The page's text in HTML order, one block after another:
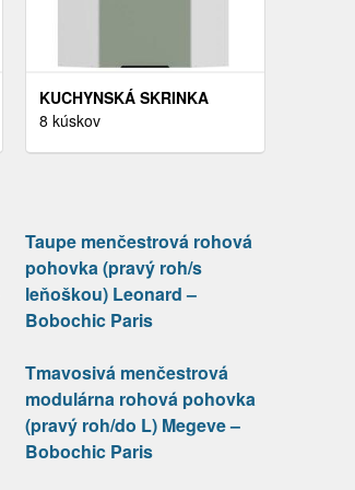
KUCHYNSKÁ SKRINKA
ARIA-SA/WH ANTI
8 kúskov
Taupe menčestrová rohová
pohovka (pravý roh/s
leňoškou) Leonard –
Bobochic Paris
Tmavosivá menčestrová
modulárna rohová pohovka
(pravý roh/do L) Megeve –
Bobochic Paris